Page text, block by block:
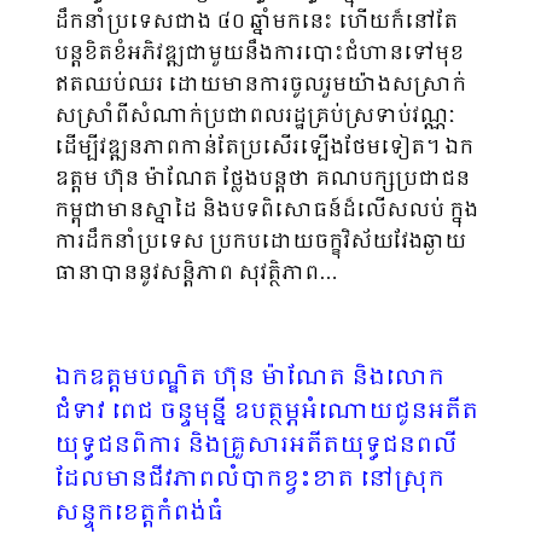
ដឹកនាំប្រទេសជាង ៤០ ឆ្នាំមកនេះ ហើយក៏នៅតែ
បន្តខិតខំអភិវឌ្ឍជាមួយនឹងការបោះជំហានទៅមុខ
ឥតឈប់ឈរ ដោយមានការចូលរួមយ៉ាងសស្រាក់
សស្រាំពីសំណាក់ប្រជាពលរដ្ឋគ្រប់ស្រទាប់វណ្ណៈ
ដើម្បីវឌ្ឍនភាពកាន់តែប្រសើរទ្បើងថែមទៀត។ ឯក
ឧត្តម ហ៊ុន ម៉ាណែត ថ្លែងបន្តថា គណបក្សប្រជាជន
កម្ពុជាមានស្នាដៃ និងបទពិសោធន៍ដ៏លើសលប់ ក្នុង
ការដឹកនាំប្រទេស ប្រកបដោយចក្ខុវិស័យវែងឆ្ងាយ
ធានាបាននូវសន្តិភាព សុវត្ថិភាព…
ឯកឧត្ដមបណ្ឌិត ហ៊ុន ម៉ាណែត និងលោក
ជំទាវ ពេជ ចន្ទមុន្នី ឧបត្ថម្ភអំណោយជូនអតីត
យុទ្ធជនពិការ និងគ្រួសារអតីតយុទ្ធជនពលី
ដែលមានជីវភាពលំបាកខ្វះខាត នៅស្រុក
សន្ទុកខេត្តកំពង់ធំ